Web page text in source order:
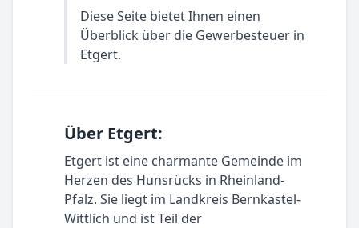
Diese Seite bietet Ihnen einen
Überblick über die Gewerbesteuer in
Etgert.
Über Etgert:
Etgert ist eine charmante Gemeinde im
Herzen des Hunsrücks in Rheinland-
Pfalz. Sie liegt im Landkreis Bernkastel-
Wittlich und ist Teil der